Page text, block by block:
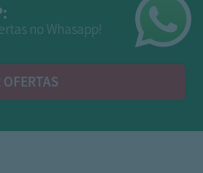
no Whasapp!
OFERTAS